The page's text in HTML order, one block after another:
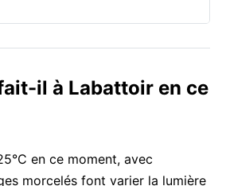
il à Labattoir en ce
en ce moment, avec
morcelés font varier la lumière